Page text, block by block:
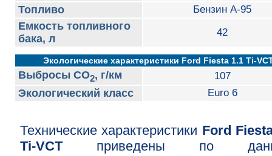
Топливо Бензин А-95
Емкость топливного
бака, л
42
Экологические характеристики Ford Fiesta 1.1 Ti-
Выбросы CO2, г/км 107
Экологический класс Euro 6
Технические характеристики Ford
Ti-VCTприведены по